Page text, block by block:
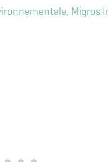
Migros